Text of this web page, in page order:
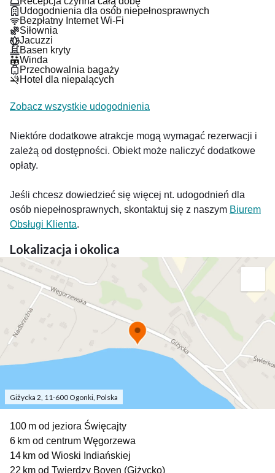
Udogodnienia dla osób niepełnosprawnych
Bezpłatny Internet Wi-Fi
Siłownia
Jacuzzi
Basen kryty
Winda
Przechowalnia bagaży
Hotel dla niepalących
Zobacz wszystkie udogodnienia
Niektóre dodatkowe atrakcje mogą wymagać rezerwacji i
zależą od dostępności. Obiekt może naliczyć dodatkowe
opłaty.
Jeśli chcesz dowiedzieć się więcej nt. udogodnień dla
osób niepełnosprawnych, skontaktuj się z naszym Biurem
Obsługi Klienta.
Lokalizacja i okolica
Giżycka 2, 11-600 Ogonki, Polska
100 m od jeziora Święcajty
6 km od centrum Węgorzewa
14 km od Wioski Indiańskiej
22 km od Twierdzy Boyen (Giżycko)